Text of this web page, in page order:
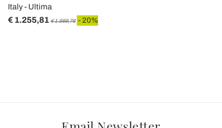
Italy - Ultima
€ 1.255,81 € 1.569,76 - 20%